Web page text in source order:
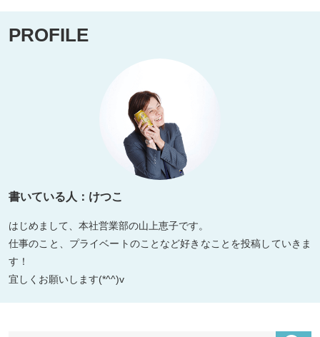
PROFILE
書いている人：けつこ
はじめまして、本社営業部の山上恵子です。
仕事のこと、プライベートのことなど好きなことを投稿していきま
す！
宜しくお願いします(*^^)v